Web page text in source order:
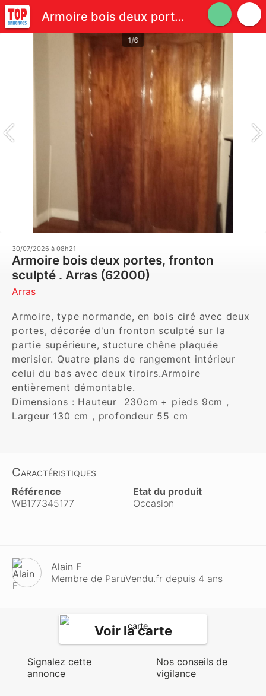
Armoire bois deux portes, fronton sculpté .
1/6
30/07/2026 à 08h21
Armoire bois deux portes, fronton
sculpté . Arras (62000)
Arras
Armoire, type normande, en bois ciré avec deux
portes, décorée d'un fronton sculpté sur la
partie supérieure, stucture chêne plaquée
merisier. Quatre plans de rangement intérieur
celui du bas avec deux tiroirs.Armoire
entièrement démontable.
Dimensions : Hauteur  230cm + pieds 9cm ,
Largeur 130 cm , profondeur 55 cm
Caractéristiques
Référence
WB177345177
Etat du produit
Occasion
Alain F
Membre de ParuVendu.fr depuis 4 ans
Voir la carte
Signalez cette
annonce
Nos conseils de
vigilance